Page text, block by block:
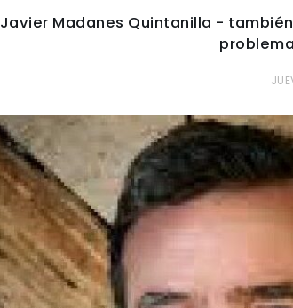
Javier Madanes Quintanilla -